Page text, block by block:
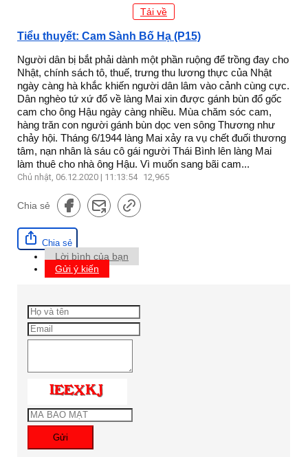
Tải về
Tiểu thuyết: Cam Sành Bố Hạ (P15)
Người dân bị bắt phải dành một phần ruộng để trồng đay cho
Nhật, chính sách tô, thuế, trưng thu lương thực của Nhật
ngày càng hà khắc khiến người dân lâm vào cảnh cùng cực.
Dân nghèo tứ xứ đổ về làng Mai xin được gánh bùn đổ gốc
cam cho ông Hậu ngày càng nhiều. Mùa chăm sóc cam,
hàng trăn con người gánh bùn dọc ven sông Thương như
chảy hội. Tháng 6/1944 làng Mai xảy ra vụ chết đuối thương
tâm, nạn nhân là sáu cô gái người Thái Bình lên làng Mai
làm thuê cho nhà ông Hậu. Vì muốn sang bãi cam...
Chủ nhật, 06.12.2020 | 11:13:54 12,965
Chia sẻ
Chia sẻ
Lời bình của bạn
Gửi ý kiến
Gửi